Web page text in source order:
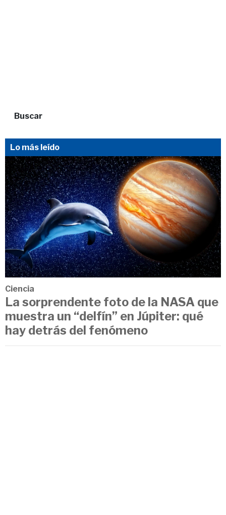
Buscar
Lo más leído
Ciencia
La sorprendente foto de la NASA que
muestra un “delfín” en Júpiter: qué
hay detrás del fenómeno